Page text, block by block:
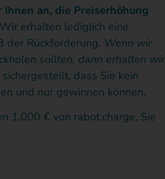
an, die Preiserhöhung
Wir erhalten lediglich eine
der Rückforderung. Wenn wir
sollten, dann erhalten wir
sichergestellt, dass Sie kein
und nur gewinnen können.
1.000 € von rabot.charge, Sie